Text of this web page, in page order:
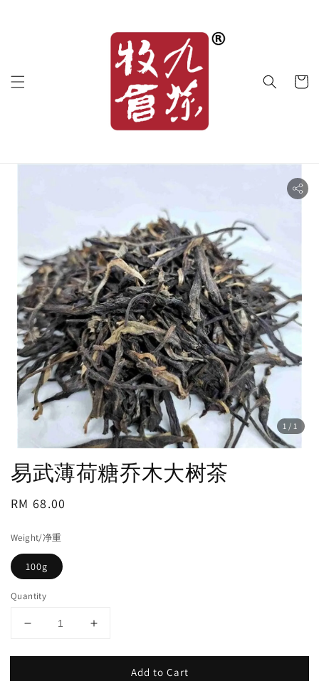
1 /1
易武薄荷糖乔木大树茶
Regular
RM 68.00
Weight/净重
100g
Quantity
Add to Cart